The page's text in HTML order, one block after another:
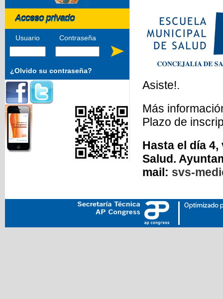
Acceso privado
Usuario Contraseña
¿Olvido su contraseña?
Asiste!.
Más
Plazo de
Hasta el día
Salud.
mail: svs-